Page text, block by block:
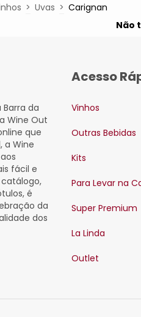
> Uvas > Carignan
Não
da
Wine Out
que
a Wine
fácil e
é
da
dos
Acesso
Vinhos
Outras Bebidas
Kits
Para Levar na
Super Premium
La Linda
Outlet